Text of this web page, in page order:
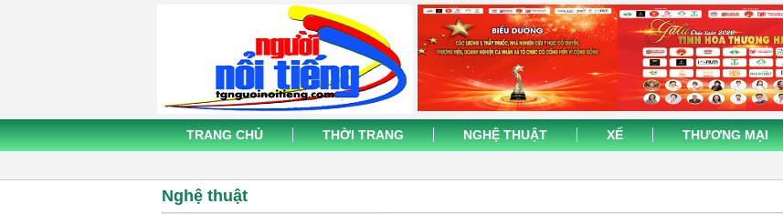
TRANG CHỦ THỜI TRANG NGHỆ THUẬT XẾ THƯƠNG MẠI
Nghệ thuật